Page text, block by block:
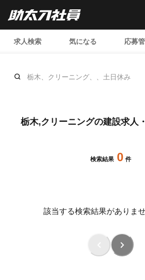
求人検索 気になる 応募
栃木、クリーニング、、土日休み
栃木,クリーニングの建設求人
検索結果 0 件
該当する検索結果がありま